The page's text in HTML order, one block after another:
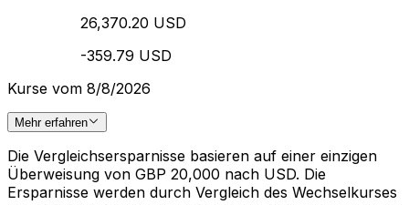
26,370.20 USD
-359.79 USD
Kurse vom 8/8/2026
Mehr erfahren
Die Vergleichsersparnisse basieren auf einer einzigen
Überweisung von GBP 20,000 nach USD. Die
Ersparnisse werden durch Vergleich des Wechselkurses